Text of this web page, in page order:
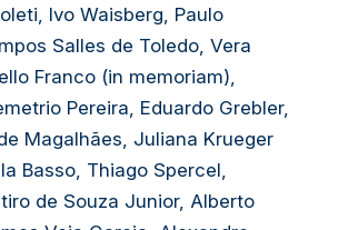
Ivo Waisberg, Paulo
Salles de Toledo, Vera
Franco (in memoriam),
Pereira, Eduardo Grebler,
Magalhães, Juliana Krueger
Basso, Thiago Spercel,
de Souza Junior, Alberto